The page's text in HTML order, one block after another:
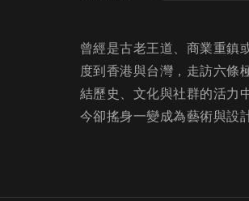
曾經是古老王道、商業重鎮
度到香港與台灣，走訪六條
結歷史、文化與社群的活力
今卻搖身一變成為藝術與設